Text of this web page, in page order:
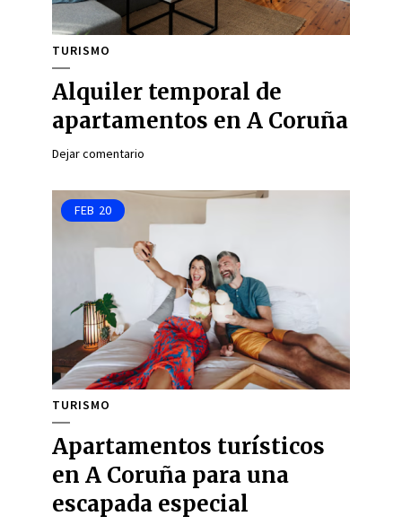
TURISMO
Alquiler temporal de
apartamentos en A Coruña
Dejar comentario
FEB 20
TURISMO
Apartamentos turísticos
en A Coruña para una
escapada especial